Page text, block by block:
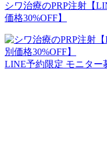
シワ治療のPRP注射【
価格30%OFF】
LINE予約限定 モニター